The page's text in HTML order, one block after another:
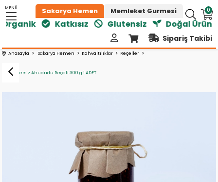
0
MENÜ Sakarya Hemen Memleket Gurmesi
Katkısız Glutensiz Doğal Ürünler
Sipariş Takibi
Anasayfa Sakarya Hemen Kahvaltılıklar Reçeller
Vafi Şekersiz Ahududu Reçeli 300 g 1 ADET